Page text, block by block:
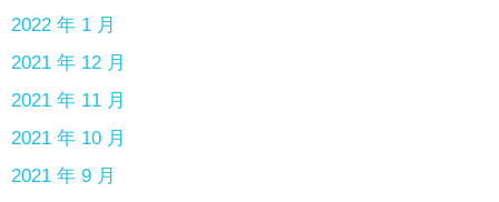
2022 年 1 月
2021 年 12 月
2021 年 11 月
2021 年 10 月
2021 年 9 月